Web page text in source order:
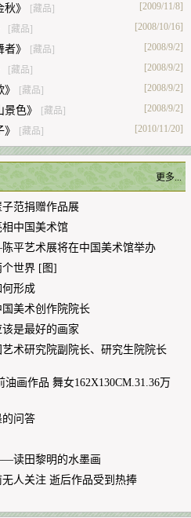
》 [藏品] [2009/11/8]
[藏品] [2008/10/16]
》 [藏品] [2008/9/2]
[藏品] [2008/9/2]
[藏品] [2008/9/2]
色》 [藏品] [2008/9/2]
[藏品] [2010/11/20]
更多...
范捐赠作品展
中国美术馆
平艺术展将在中国美术馆举办
世界 [图]
何形成
国美术创作院院长
是最好的画家
艺术研究院副院长、研究生院院长
油画作品 舞女162X130CM.31.36万
的问答
读田黎明的水墨画
人关注 逝后作品受到热捧